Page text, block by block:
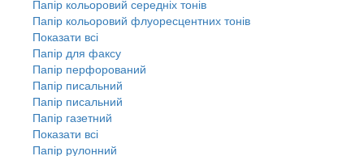
Папір кольоровий середніх тонів
Папір кольоровий флуоресцентних тонів
Показати всі
Папір для факсу
Папір перфорований
Папір писальний
Папір писальний
Папір газетний
Показати всі
Папір рулонний